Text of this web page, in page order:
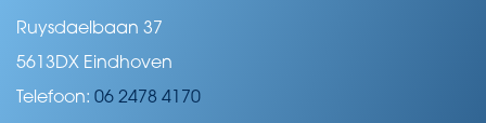
Ruysdaelbaan 37
5613DX Eindhoven
Telefoon: 06 2478 4170